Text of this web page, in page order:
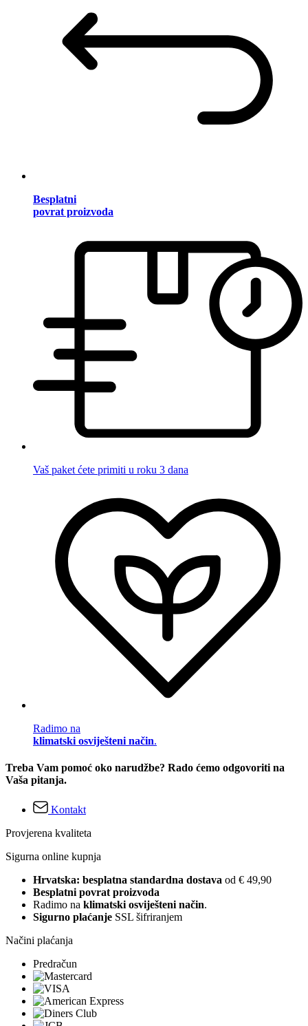
Besplatni
povrat proizvoda
Vaš paket ćete primiti u roku 3 dana
Radimo na
klimatski osviješteni način.
Treba Vam pomoć oko narudžbe? Rado ćemo odgovoriti na
Vaša pitanja.
Kontakt
Provjerena kvaliteta
Sigurna online kupnja
Hrvatska: besplatna standardna dostava od € 49,90
Besplatni povrat proizvoda
Radimo na klimatski osviješteni način.
Sigurno plaćanje SSL šifriranjem
Načini plaćanja
Predračun